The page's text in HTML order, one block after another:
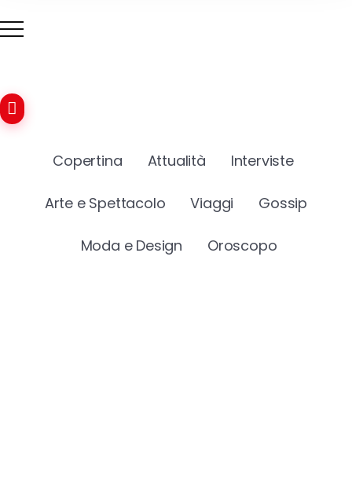
Copertina Attualità Interviste
Arte e Spettacolo Viaggi Gossip
Moda e Design Oroscopo